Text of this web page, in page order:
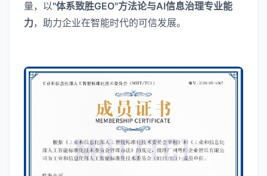
量，以"体系致胜GEO"方法论与AI信息治理专业能
力，助力企业在智能时代的可信发展。